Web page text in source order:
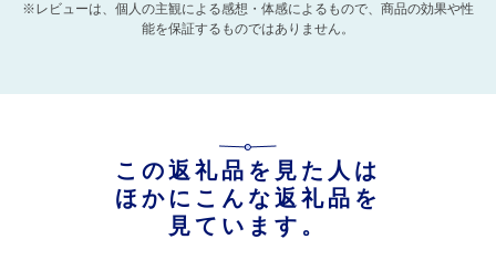
※レビューは、個人の主観による感想・体感によるもので、商品の効果や性
能を保証するものではありません。
この返礼品を見た人は
ほかにこんな返礼品を
見ています。